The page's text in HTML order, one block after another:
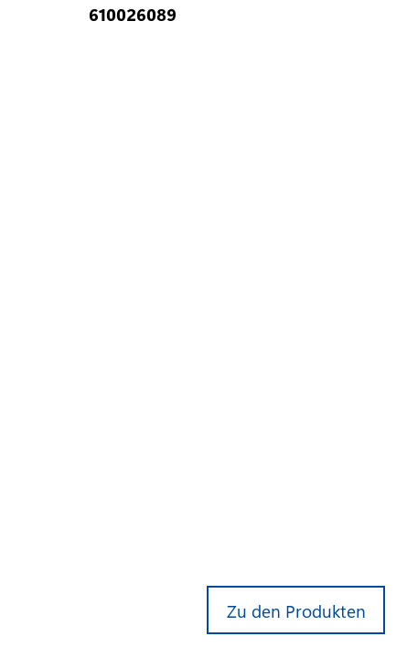
610026089
Zu den Produkten